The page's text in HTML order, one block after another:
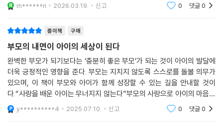
m******n 2026.03.19. 신고 0 댓글0
종이책 구매
부모의 내면이 아이의 세상이 된다
완벽한 부모가 되기보다는 ‘충분히 좋은 부모’가 되는 것이 아이의 발달에
더욱 긍정적인 영향을 준다. 부모는 지치지 않도록 스스로를 돌볼 의무가
있으며, 이 책이 부모와 아이가 함께 성장할 수 있는 길을 안내할 것이
다.“사랑을 배운 아이는 무너지지 않는다”부모의 사랑으로 아이의 마음에
보금자리를 마련하는 육아법
y**********4 2025.07.10. 신고 0 댓글0